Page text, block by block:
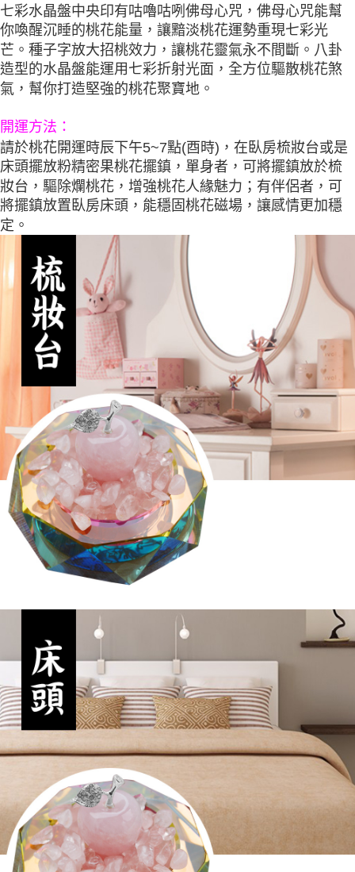
七彩水晶盤中央印有咕嚕咕咧佛母心咒，佛母心咒能幫
你喚醒沉睡的桃花能量，讓黯淡桃花運勢重現七彩光
芒。種子字放大招桃效力，讓桃花靈氣永不間斷。八卦
造型的水晶盤能運用七彩折射光面，全方位驅散桃花煞
氣，幫你打造堅強的桃花聚寶地。
開運方法 ：
請於桃花開運時辰下午5~7點(酉時)，在臥房梳妝台或是
床頭擺放粉精密果桃花擺鎮，單身者，可將擺鎮放於梳
妝台，驅除爛桃花，增強桃花人緣魅力；有伴侶者，可
將擺鎮放置臥房床頭，能穩固桃花磁場，讓感情更加穩
定。